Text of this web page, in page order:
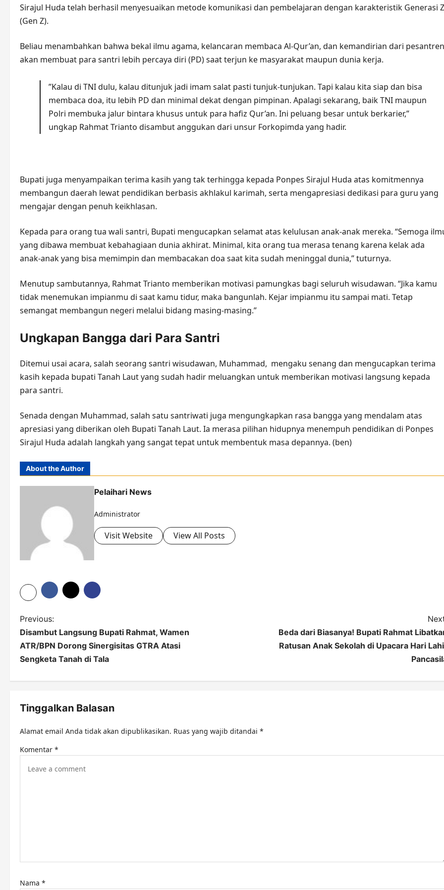
Sirajul Huda telah berhasil menyesuaikan metode komunikasi dan pembelajaran dengan karakteristik Generasi Z
(Gen Z).
​Beliau menambahkan bahwa bekal ilmu agama, kelancaran membaca Al-Qur’an, dan kemandirian dari pesantren
akan membuat para santri lebih percaya diri (PD) saat terjun ke masyarakat maupun dunia kerja.
​”Kalau di TNI dulu, kalau ditunjuk jadi imam salat pasti tunjuk-tunjukan. Tapi kalau kita siap dan bisa
membaca doa, itu lebih PD dan minimal dekat dengan pimpinan. Apalagi sekarang, baik TNI maupun
Polri membuka jalur bintara khusus untuk para hafiz Qur’an. Ini peluang besar untuk berkarier,”
ungkap Rahmat Trianto disambut anggukan dari unsur Forkopimda yang hadir.
​Bupati juga menyampaikan terima kasih yang tak terhingga kepada Ponpes Sirajul Huda atas komitmennya
membangun daerah lewat pendidikan berbasis akhlakul karimah, serta mengapresiasi dedikasi para guru yang
mengajar dengan penuh keikhlasan.
​Kepada para orang tua wali santri, Bupati mengucapkan selamat atas kelulusan anak-anak mereka. “Semoga
yang dibawa membuat kebahagiaan dunia akhirat. Minimal, kita orang tua merasa tenang karena kelak ada
anak-anak yang bisa memimpin dan membacakan doa saat kita sudah meninggal dunia,” tuturnya.
​Menutup sambutannya, Rahmat Trianto memberikan motivasi pamungkas bagi seluruh wisudawan. “Jika kamu
tidak menemukan impianmu di saat kamu tidur, maka bangunlah. Kejar impianmu itu sampai mati. Tetap
semangat membangun negeri melalui bidang masing-masing.”
​Ungkapan Bangga dari Para Santri
​Ditemui usai acara, salah seorang santri wisudawan, Muhammad, mengaku senang dan mengucapkan terima
kasih kepada bupati Tanah Laut yang sudah hadir meluangkan untuk memberikan motivasi langsung kepada
para santri.
​Senada dengan Muhammad, salah satu santriwati juga mengungkapkan rasa bangga yang mendalam atas
apresiasi yang diberikan oleh Bupati Tanah Laut. Ia merasa pilihan hidupnya menempuh pendidikan di Ponpes
Sirajul Huda adalah langkah yang sangat tepat untuk membentuk masa depannya. (ben)
About the Author
Pelaihari News
Administrator
Visit Website View All Posts
P
o
s
a
v
i
Previous:
Disambut Langsung Bupati Rahmat, Wamen
ATR/BPN Dorong Sinergisitas GTRA Atasi
Sengketa Tanah di Tala
Beda dari Biasanya! Bupati Rahmat
Ratusan Anak Sekolah di Upacara Hari
Tinggalkan Balasan
Alamat email Anda tidak akan dipublikasikan. Ruas yang wajib ditandai *
Komentar *
Nama *